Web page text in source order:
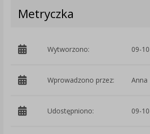
Metryczka
Wytworzono: 09-
Wprowadzono przez: Anna
Udostępniono: 09-